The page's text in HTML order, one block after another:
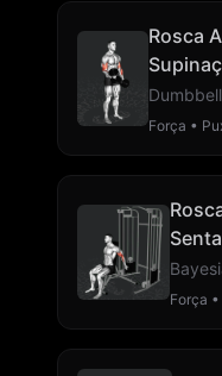
Rosca
Força •
Força